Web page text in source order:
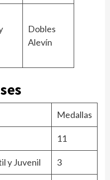
Dobles
Alevín
Medallas
11
y Juvenil 3